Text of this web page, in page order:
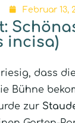
Februar 13,
incisa)
dass
Bühne
zur